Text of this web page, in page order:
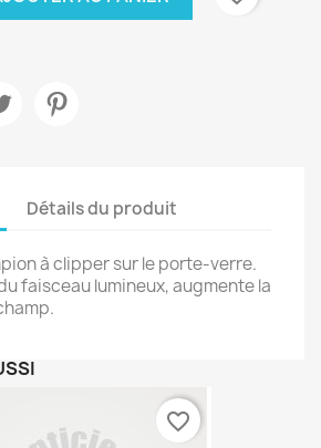
Détails du produit
à clipper sur le porte-verre.
faisceau lumineux, augmente la
favorite_border